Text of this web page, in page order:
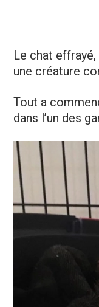
Le chat
une créature
Tout a
dans l’un des